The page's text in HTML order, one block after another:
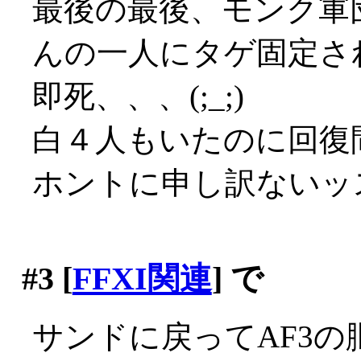
最後の最後、モンク
んの一人にタゲ固定
即死、、、(;_;)
白４人もいたのに回
ホントに申し訳ない
#3 [FFXI関連] で
サンドに戻ってAF3